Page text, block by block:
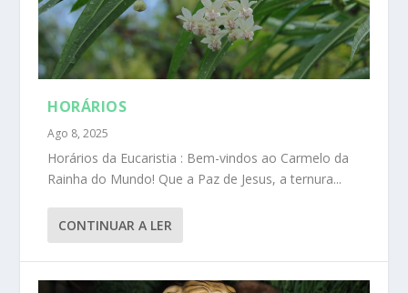
HORÁRIOS
Ago 8, 2025
Horários da Eucaristia : Bem-vindos ao Carmelo da
Rainha do Mundo! Que a Paz de Jesus, a ternura...
CONTINUAR A LER